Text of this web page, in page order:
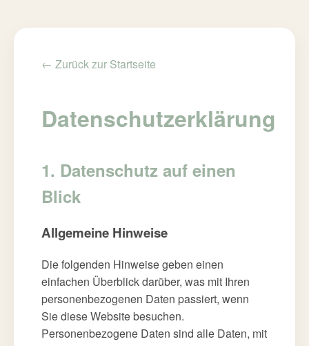
← Zurück zur Startseite
Datenschutzerklärung
1. Datenschutz auf einen
Blick
Allgemeine Hinweise
Die folgenden Hinweise geben einen
einfachen Überblick darüber, was mit Ihren
personenbezogenen Daten passiert, wenn
Sie diese Website besuchen.
Personenbezogene Daten sind alle Daten, mit